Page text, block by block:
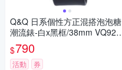
Q&Q 日系個性方正混搭泡泡糖
潮流錶-白x黑框/38mm VQ92J
008Y
$790
活動 券